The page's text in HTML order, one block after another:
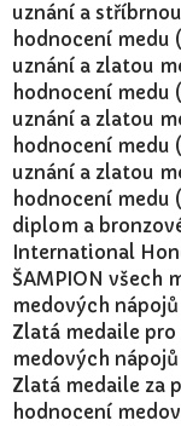
uznání a
hodnocení medu
uznání a zlatou
hodnocení medu
uznání a zlatou
hodnocení medu
uznání a zlatou
hodnocení medu
diplom a
International
ŠAMPION všech
medových nápojů
Zlatá medaile
medových
Zlatá medaile za
hodnocení